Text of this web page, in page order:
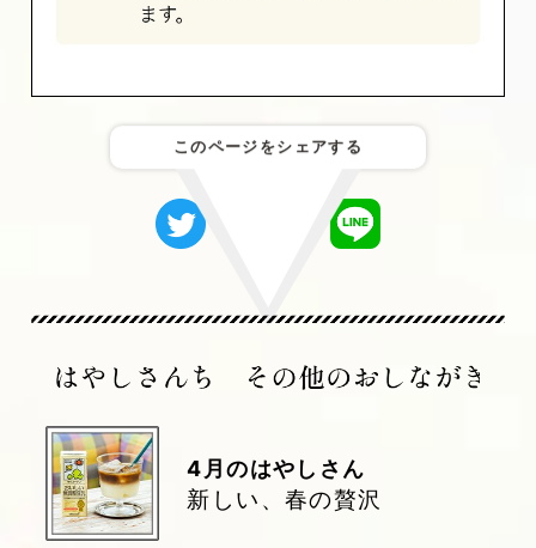
このページをシェアする
4 月のはやしさん
新しい、春の贅沢